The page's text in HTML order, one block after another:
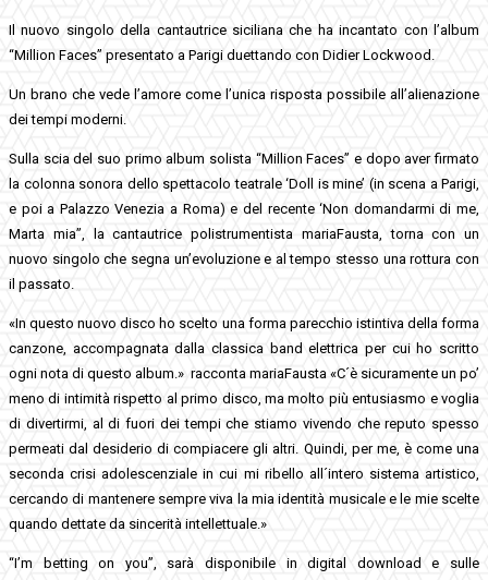
Il nuovo singolo della cantautrice siciliana che ha incantato con l’album
“Million Faces” presentato a Parigi duettando con Didier Lockwood.
Un brano che vede l’amore come l’unica risposta possibile all’alienazione
dei tempi moderni.
Sulla scia del suo primo album solista “Million Faces” e dopo aver firmato
la colonna sonora dello spettacolo teatrale ‘Doll is mine’ (in scena a Parigi,
e poi a Palazzo Venezia a Roma) e del recente ‘Non domandarmi di me,
Marta mia”, la cantautrice polistrumentista mariaFausta, torna con un
nuovo singolo che segna un’evoluzione e al tempo stesso una rottura con
il passato.
«In questo nuovo disco ho scelto una forma parecchio istintiva della forma
canzone, accompagnata dalla classica band elettrica per cui ho scritto
ogni nota di questo album.» racconta mariaFausta «C´è sicuramente un po’
meno di intimità rispetto al primo disco, ma molto più entusiasmo e voglia
di divertirmi, al di fuori dei tempi che stiamo vivendo che reputo spesso
permeati dal desiderio di compiacere gli altri. Quindi, per me, è come una
seconda crisi adolescenziale in cui mi ribello all´intero sistema artistico,
cercando di mantenere sempre viva la mia identità musicale e le mie scelte
quando dettate da sincerità intellettuale.»
“I’m betting on you”, sarà disponibile in digital download e sulle